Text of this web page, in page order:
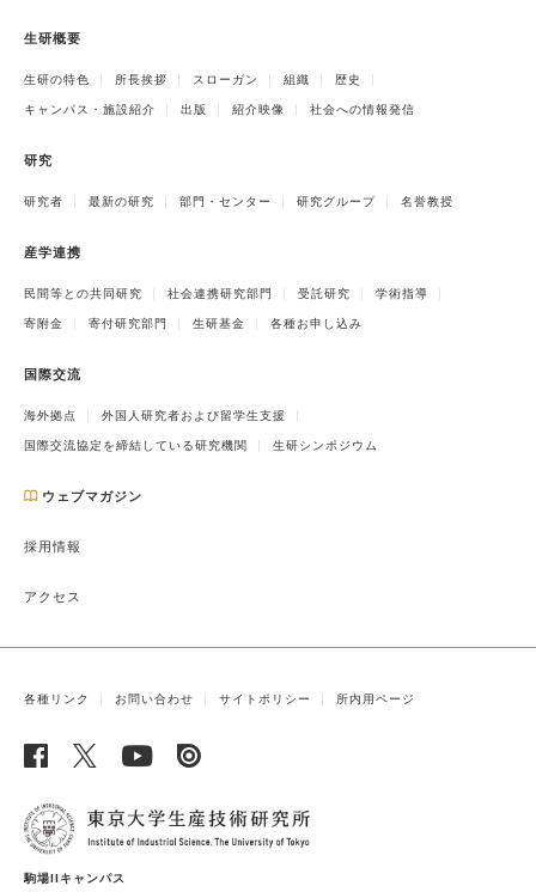
生研概要
生研の特色 所長挨拶 スローガン 組織 歴史
キャンパス・施設紹介 出版 紹介映像 社会への情報発信
研究
研究者 最新の研究 部門・センター 研究グループ 名誉教授
産学連携
民間等との共同研究 社会連携研究部門 受託研究 学術指導
寄附金 寄付研究部門 生研基金 各種お申し込み
国際交流
海外拠点 外国人研究者および留学生支援
国際交流協定を締結している研究機関 生研シンポジウム
ウェブマガジン
採用情報
アクセス
各種リンク お問い合わせ サイトポリシー 所内用ページ
駒場IIキャンパス